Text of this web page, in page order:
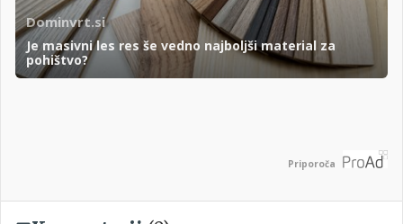
Dominvrt.si
Je masivni les res še vedno najboljši material za
pohištvo?
Priporoča